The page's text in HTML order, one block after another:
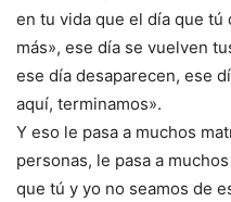
en tu vida que el día que tú
más», ese día se vuelven
ese día desaparecen, ese
aquí, terminamos».
Y eso le pasa a muchos
personas, le pasa a
que tú y yo no seamos de